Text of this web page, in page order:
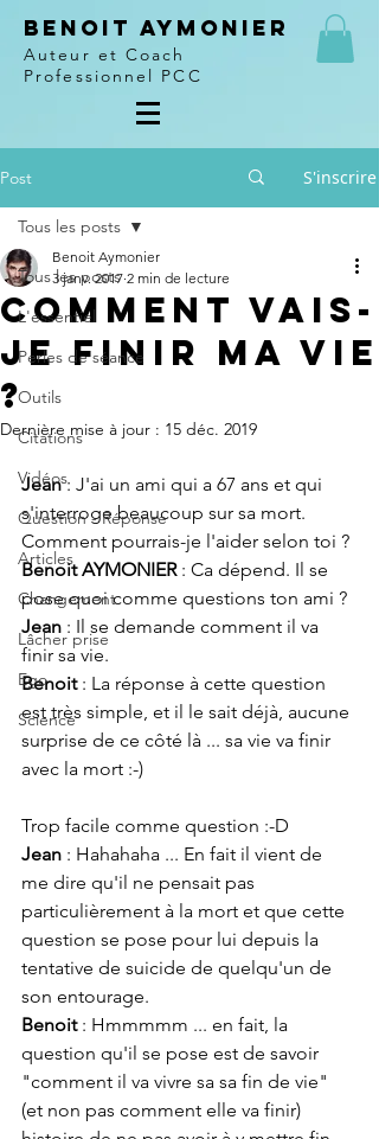
Benoit Aymonier
Auteur et Coach
Professionnel PCC
Post S'inscrire
Tous les posts
L'essentiel
Perles de séance
Outils
Citations
Vidéos
Question - Réponse
Articles
Changement
Lâcher prise
Ego
Science
Tous les posts
Comment vais-
je finir ma vie
?
Benoit Aymonier
3 janv. 2017 2 min de lecture
Dernière mise à jour : 15 déc. 2019
Jean : J'ai un ami qui a 67 ans et qui
s'interroge beaucoup sur sa mort.
Comment pourrais-je l'aider selon toi ?
Benoit AYMONIER : Ca dépend. Il se
pose quoi comme questions ton ami ?
Jean : Il se demande comment il va
finir sa vie.
Benoit : La réponse à cette question
est très simple, et il le sait déjà, aucune
surprise de ce côté là ... sa vie va finir
avec la mort :-)
Trop facile comme question :-D
Jean : Hahahaha ... En fait il vient de
me dire qu'il ne pensait pas
particulièrement à la mort et que cette
question se pose pour lui depuis la
tentative de suicide de quelqu'un de
son entourage.
Benoit : Hmmmmm ... en fait, la
question qu'il se pose est de savoir
"comment il va vivre sa sa fin de vie"
(et non pas comment elle va finir)